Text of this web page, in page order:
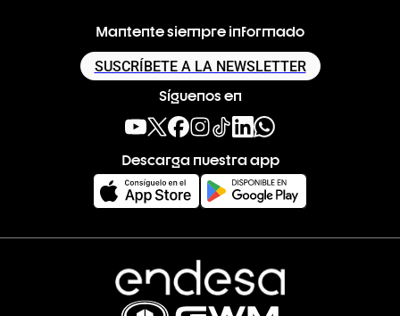
Mantente siempre informado
SUSCRÍBETE A LA NEWSLETTER
Síguenos en
Descarga nuestra app